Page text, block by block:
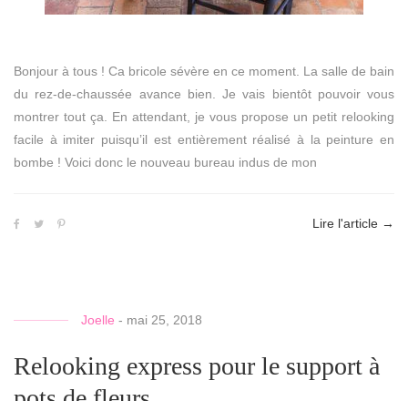
Bonjour à tous ! Ca bricole sévère en ce moment. La salle de bain
du rez-de-chaussée avance bien. Je vais bientôt pouvoir vous
montrer tout ça. En attendant, je vous propose un petit relooking
facile à imiter puisqu’il est entièrement réalisé à la peinture en
bombe ! Voici donc le nouveau bureau indus de mon
Lire l'article →
Joelle - mai 25, 2018
Relooking express pour le support à